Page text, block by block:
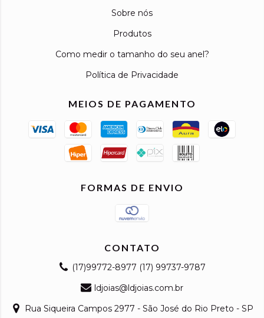
Sobre nós
Produtos
Como medir o tamanho do seu anel?
Política de Privacidade
MEIOS DE PAGAMENTO
FORMAS DE ENVIO
CONTATO
(17)99772-8977 (17) 99737-9787
ldjoias@ldjoias.com.br
Rua Siqueira Campos 2977 - São José do Rio Preto - SP